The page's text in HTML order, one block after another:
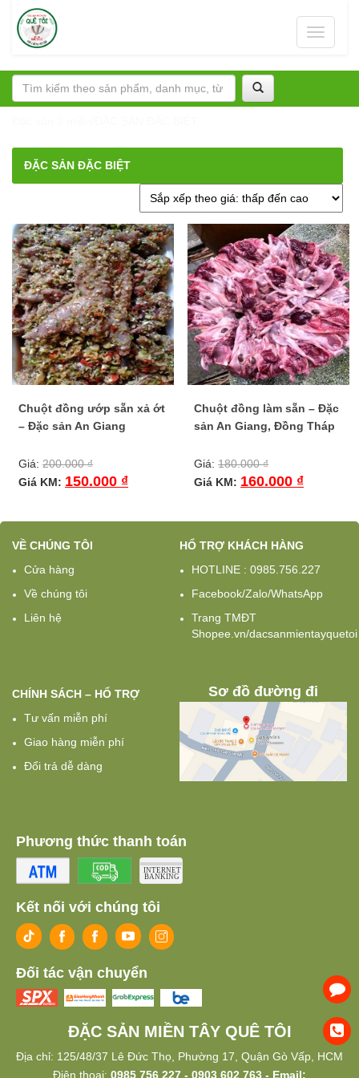
Toggle
ĐẶC SẢN ĐẶC BIỆT
xếp
theo
giá:
thấp
đến
cao
Chuột đồng ướp sẵn xả ớt
– Đặc sản An Giang
Giá: 200.000₫
Giá KM: 150.000 ₫
Chuột đồng làm sẵn – Đặc
sản An Giang, Đồng Tháp
Giá:180.000₫
Giá KM: 160.000 ₫
VỀ CHÚNG TÔI
Cửa hàng
Về chúng tôi
Liên hệ
HỔ TRỢ KHÁCH HÀNG
HOTLINE : 0985.756.227
Facebook/Zalo/WhatsApp
Trang TMĐT
Shopee.vn/dacsanmientayquetoi
CHÍNH SÁCH – HỔ TRỢ
Tư vấn miễn phí
Giao hàng miễn phí
Đổi trả dễ dàng
Sơ đồ đường đi
Phương thức thanh toán
Kết nối với chúng tôi
Đối tác vận chuyển
ĐẶC SẢN MIỀN TÂY QUÊ TÔI
Địa chỉ: 125/48/37 Lê Đức Thọ, Phường 17, Quận Gò Vấp, HCM
Điện thoại: 0985 756 227 - 0903 602 763 - Email: